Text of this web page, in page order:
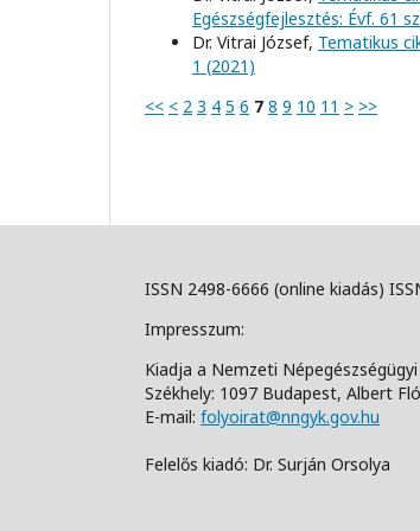
Egészségfejlesztés: Évf. 61
Dr. Vitrai József, Tematikus
1 (2021)
<< < 2 3 4 5 6 7 8 9 10 11 > >>
ISSN 2498-6666 (online kiadás)
Impresszum:
Kiadja a Nemzeti
Székhely: 1097 Budapest, Albert
E-mail: folyoirat@nngyk.gov.hu
Felelős kiadó: Dr. Surján Orsolya